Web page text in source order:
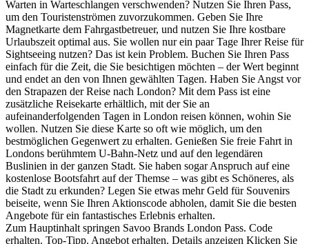
Warten in Warteschlangen verschwenden? Nutzen Sie Ihren Pass,
um den Touristenströmen zuvorzukommen. Geben Sie Ihre
Magnetkarte dem Fahrgastbetreuer, und nutzen Sie Ihre kostbare
Urlaubszeit optimal aus. Sie wollen nur ein paar Tage Ihrer Reise für
Sightseeing nutzen? Das ist kein Problem. Buchen Sie Ihren Pass
einfach für die Zeit, die Sie besichtigen möchten – der Wert beginnt
und endet an den von Ihnen gewählten Tagen. Haben Sie Angst vor
den Strapazen der Reise nach London? Mit dem Pass ist eine
zusätzliche Reisekarte erhältlich, mit der Sie an
aufeinanderfolgenden Tagen in London reisen können, wohin Sie
wollen. Nutzen Sie diese Karte so oft wie möglich, um den
bestmöglichen Gegenwert zu erhalten. Genießen Sie freie Fahrt in
Londons berühmtem U-Bahn-Netz und auf den legendären
Buslinien in der ganzen Stadt. Sie haben sogar Anspruch auf eine
kostenlose Bootsfahrt auf der Themse – was gibt es Schöneres, als
die Stadt zu erkunden? Legen Sie etwas mehr Geld für Souvenirs
beiseite, wenn Sie Ihren Aktionscode abholen, damit Sie die besten
Angebote für ein fantastisches Erlebnis erhalten.
Zum Hauptinhalt springen Savoo Brands London Pass. Code
erhalten. Top-Tipp. Angebot erhalten. Details anzeigen Klicken Sie